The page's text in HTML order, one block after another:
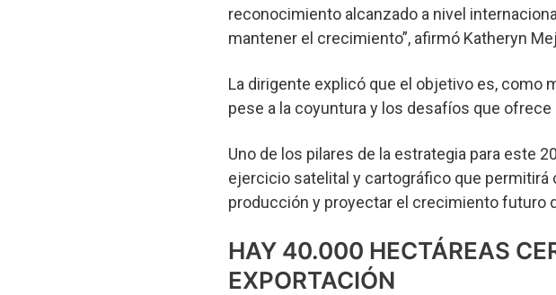
reconocimiento alcanzado a nivel
mantener el crecimiento”, afirmó Katheryn
La dirigente explicó que el objetivo es, como
pese a la coyuntura y los desafíos que ofrece
Uno de los pilares de la estrategia para este
ejercicio satelital y cartográfico que
producción y proyectar el crecimiento futuro
HAY 40.000 HECTÁREAS
EXPORTACIÓN